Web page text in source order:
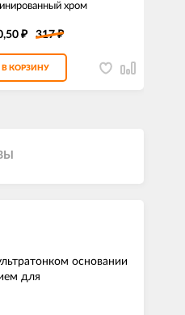
хром
₽ 317₽
В КОРЗИНУ
основании
для